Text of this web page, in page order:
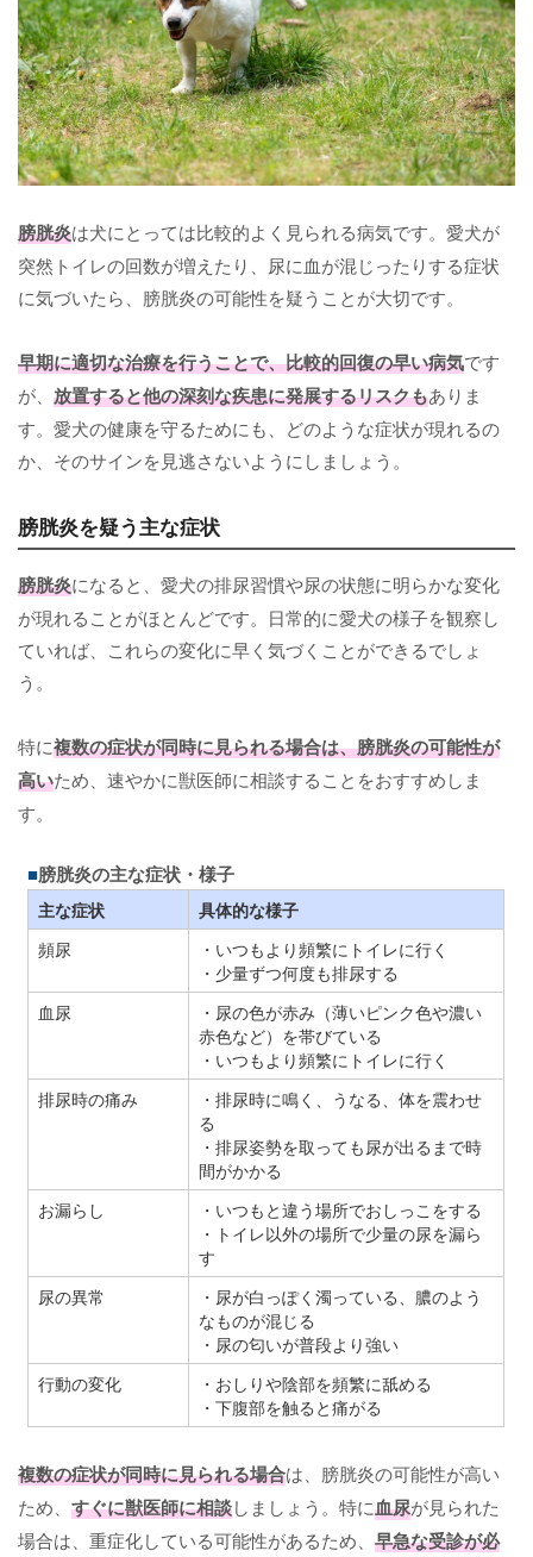
膀胱炎は犬にとっては比較的よく見られる病気です。愛犬が
突然トイレの回数が増えたり、尿に血が混じったりする症状
に気づいたら、膀胱炎の可能性を疑うことが大切です。
早期に適切な治療を行うことで、比較的回復の早い病気です
が、 放置すると他の深刻な疾患に発展するリスクもありま
す。愛犬の健康を守るためにも、どのような症状が現れるの
か、そのサインを見逃さないようにしましょう。
膀胱炎を疑う主な症状
膀胱炎になると、愛犬の排尿習慣や尿の状態に明らかな変化
が現れることがほとんどです。日常的に愛犬の様子を観察し
ていれば、これらの変化に早く気づくことができるでしょ
う。
特に複数の症状が同時に見られる場合は、膀胱炎の可能性が
高いため、速やかに獣医師に相談することをおすすめしま
す。
膀胱炎の主な症状・様子
主な症状
具体的な様子
頻尿
・いつもより頻繁にトイレに行く
・少量ずつ何度も排尿する
血尿
・尿の色が赤み（薄いピンク色や濃い
赤色など）を帯びている
・いつもより頻繁にトイレに行く
排尿時の痛み
・排尿時に鳴く、うなる、体を震わせ
る
・排尿姿勢を取っても尿が出るまで時
間がかかる
お漏らし
・いつもと違う場所でおしっこをする
・トイレ以外の場所で少量の尿を漏ら
す
尿の異常
・尿が白っぽく濁っている、膿のよう
なものが混じる
・尿の匂いが普段より強い
行動の変化
・おしりや陰部を頻繁に舐める
・下腹部を触ると痛がる
複数の症状が同時に見られる場合は、膀胱炎の可能性が高い
ため、 すぐに獣医師に相談しましょう。特に血尿が見られた
場合は、重症化している可能性があるため、 早急な受診が必